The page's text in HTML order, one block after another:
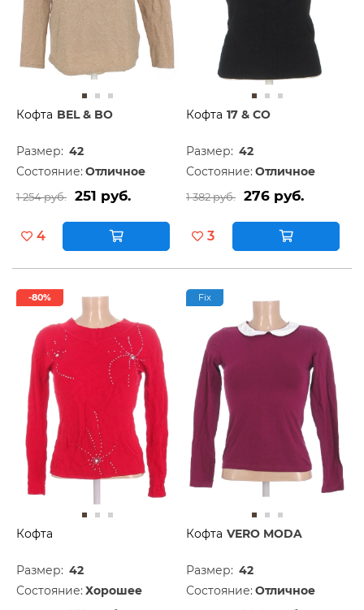
Кофта BEL & BO
Размер: 42
Состояние: Отличное
1 254 руб. 251 руб.
4
Кофта 17 & CO
Размер: 42
Состояние: Отличное
1 382 руб. 276 руб.
3
-80%
Кофта
Размер: 42
Состояние: Хорошее
Fix
Кофта VERO MODA
Размер: 42
Состояние: Отличное